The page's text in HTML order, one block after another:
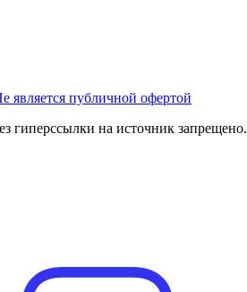
является публичной офертой
гиперссылки на источник запрещено.